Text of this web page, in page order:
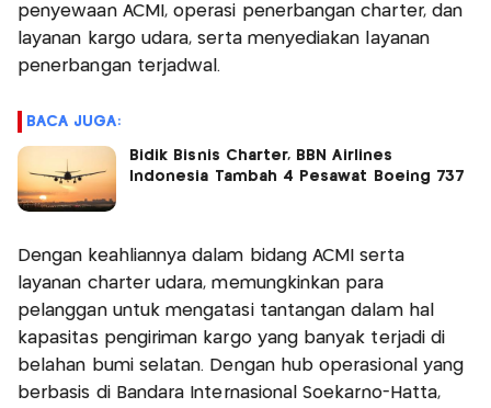
penyewaan ACMI, operasi penerbangan charter, dan
layanan kargo udara, serta menyediakan layanan
penerbangan terjadwal.
BACA JUGA:
Bidik Bisnis Charter, BBN Airlines
Indonesia Tambah 4 Pesawat Boeing 737
Dengan keahliannya dalam bidang ACMI serta
layanan charter udara, memungkinkan para
pelanggan untuk mengatasi tantangan dalam hal
kapasitas pengiriman kargo yang banyak terjadi di
belahan bumi selatan. Dengan hub operasional yang
berbasis di Bandara Internasional Soekarno-Hatta,